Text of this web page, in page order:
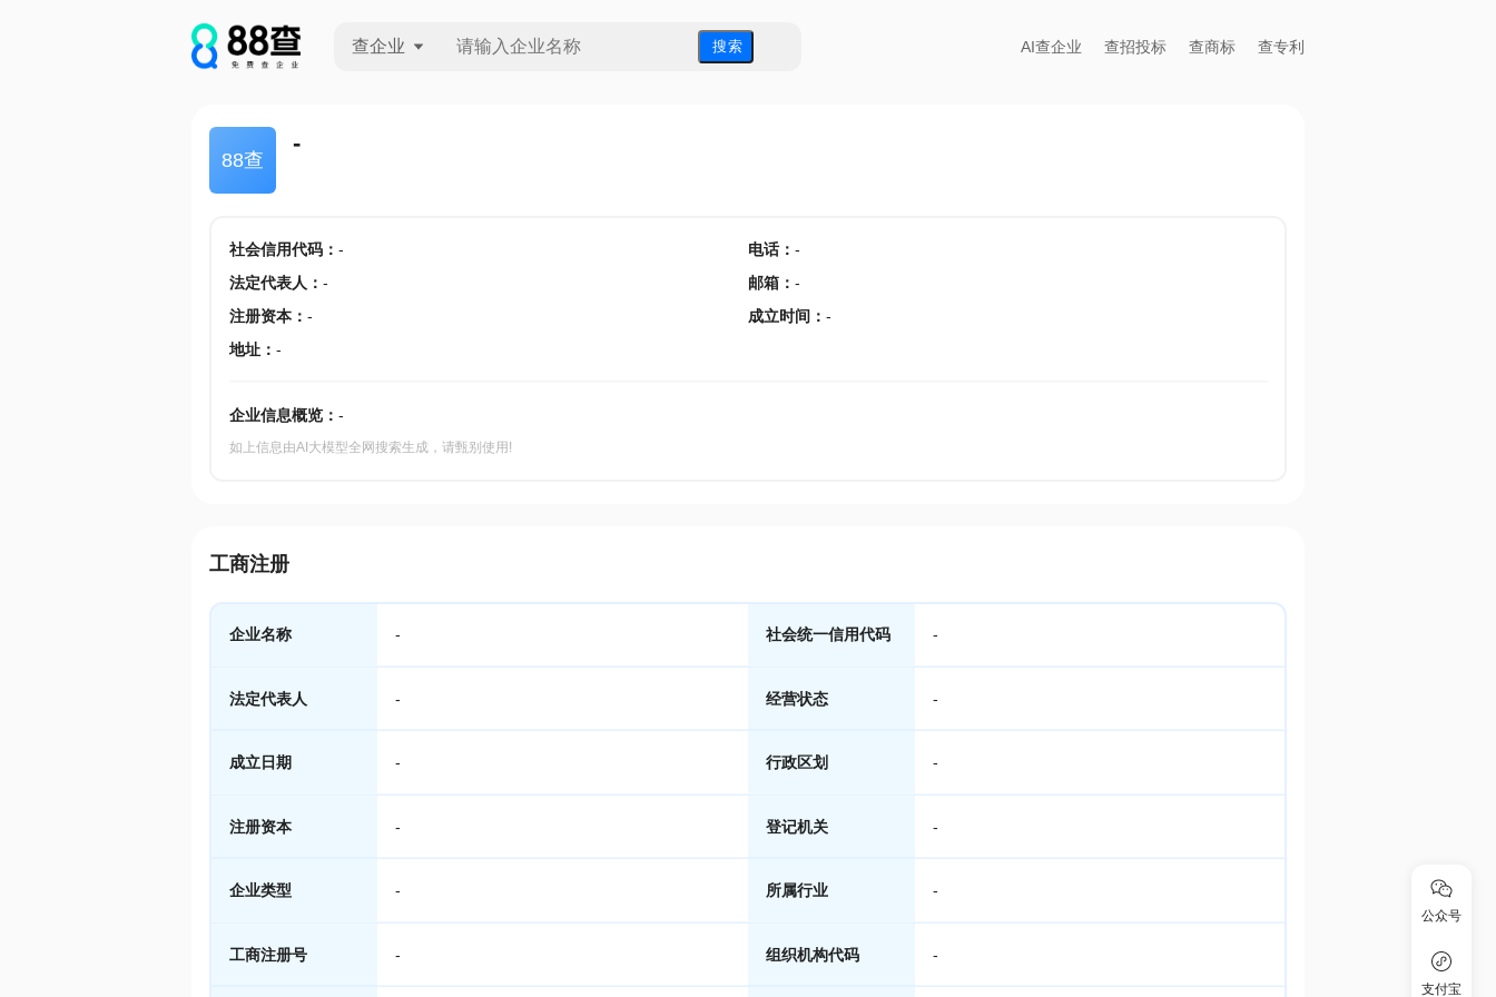
查企业 搜 索 AI查企业 查招投标 查商标 查专利
88查
-
社会信用代码： - 电话： -
法定代表人 ： - 邮箱 ： -
注册资本： - 成立时间 ： -
地址： -
企业信息概览： -
如上信息由AI大模型全网搜索生成，请甄别使用!
工商注册
企业名称 - 社会统一信用代码 -
法定代表人 - 经营状态 -
成立日期 - 行政区划 -
注册资本 - 登记机关 -
企业类型 - 所属行业 -
工商注册号 - 组织机构代码 -
公众号
支付宝